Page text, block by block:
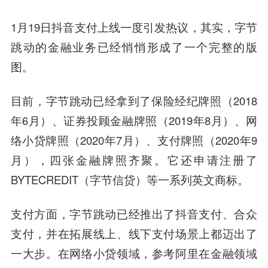
1月19日抖音支付上线一度引发热议，其实，字节
跳动的金融业务已经悄悄形成了一个完整的版
图。
目前，字节跳动已经拿到了保险经纪牌照（2018
年6月）、证券投顾金融牌照（2019年8月）、网
络小贷牌照（2020年7月）、支付牌照（2020年9
月），四张金融牌照齐聚。它还申请注册了
BYTECREDIT（字节信贷）等一系列英文商标。
支付方面，字节跳动已经推出了抖音支付、合众
支付，并在拓展线上、线下支付场景上都迈出了
一大步。在网络小贷领域，参考阿里在金融领域